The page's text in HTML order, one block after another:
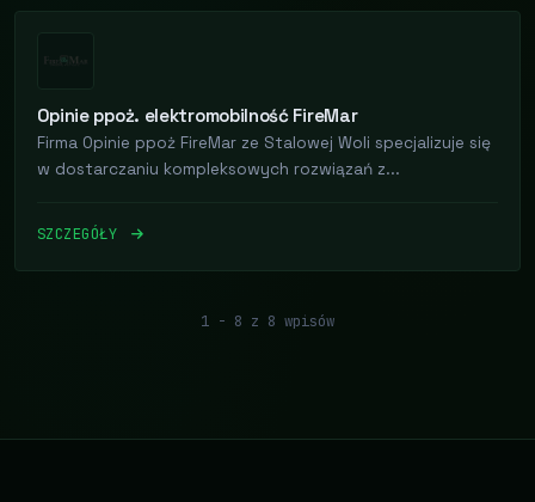
Opinie ppoż. elektromobilność FireMar
Firma Opinie ppoż FireMar ze Stalowej Woli specjalizuje się
w dostarczaniu kompleksowych rozwiązań z...
SZCZEGÓŁY
1 - 8 z 8 wpisów